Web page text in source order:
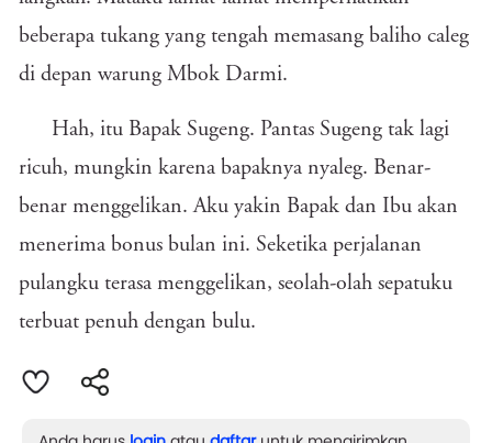
beberapa tukang yang tengah memasang baliho caleg
di depan warung Mbok Darmi.
Hah, itu Bapak Sugeng. Pantas Sugeng tak lagi
ricuh, mungkin karena bapaknya nyaleg. Benar-
benar menggelikan. Aku yakin Bapak dan Ibu akan
menerima bonus bulan ini. Seketika perjalanan
pulangku terasa menggelikan, seolah-olah sepatuku
terbuat penuh dengan bulu.